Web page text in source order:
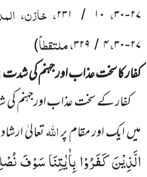
۲۷-۳۰، ۱۰ / ۲۳۱، خازن،
۲۷-۳۰،۴ / ۳۲۹، ملتقطاً)
کفار کا سخت عذاب اور جہنم کی
کفار کے سخت عذاب اورجہنم
میں ایک اور مقام پراللّٰہتعالیٰ
الَّذِیْنَ كَفَرُوْا بِاٰیٰتِنَا سَوْفَ